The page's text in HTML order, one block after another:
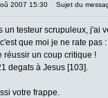
2007 15:30 Sujet du
un testeur scrupuleux, j'ai
que moi je ne rate pas :
réussir un coup critique !
degats à Jesus [103].
votre frappe.